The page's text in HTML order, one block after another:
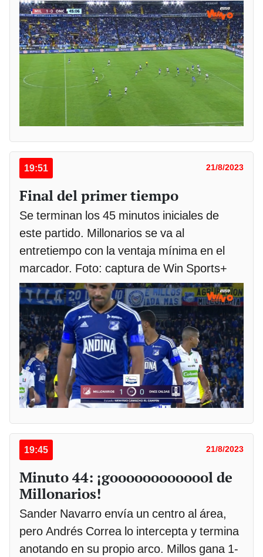
19:51 21/8/2023
Final del primer tiempo
Se terminan los 45 minutos iniciales de
este partido. Millonarios se va al
entretiempo con la ventaja mínima en el
marcador. Foto: captura de Win Sports+
19:45 21/8/2023
Minuto 44: ¡gooooooooooool de
Millonarios!
Sander Navarro envía un centro al área,
pero Andrés Correa lo intercepta y termina
anotando en su propio arco. Millos gana 1-